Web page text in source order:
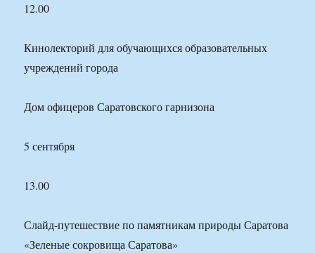
12.00
Кинолекторий для обучающихся образовательных
учреждений города
Дом офицеров Саратовского гарнизона
5 сентября
13.00
Слайд-путешествие по памятникам природы Саратова
«Зеленые сокровища Саратова»